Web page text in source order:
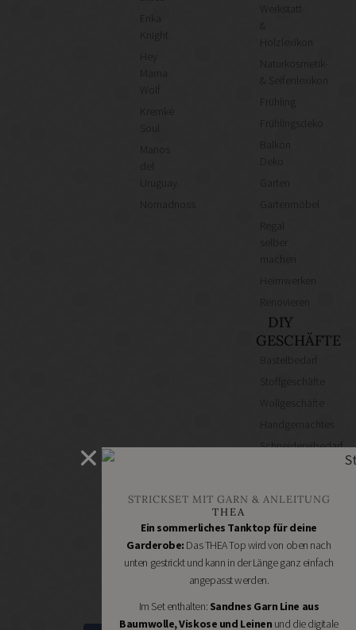
Knight
Mama
Wolf
Kremke
Manos
Uruguay
Nomadnoss
Werkstatt-
&
Holzlexikon
Naturkosmetik-
& Seifenlexikon
Frühling
Frühlingsdeko
Balkon
Deko
Garten
Gartenmöbel
Regal
Heimwerken
DIY
GESCHÄFTE
Bastelbedarf
Stoffgeschäfte
Wollgeschäfte
Handgemachtes
Schneidereibedarf
Handarbeitszubehör
Online
Shops
Schmuckzubehör
Nähmaschinen
STRICKSET MIT GARN & ANLEITUNG
THEA
Ein sommerliches Tanktop für deine
Garderobe: Das THEA Top wird von oben nach
unten gestrickt und kann in der Länge ganz einfach
angepasst werden.
Im Set enthalten: Sandnes Garn Line aus
Baumwolle, Viskose und Leinen und die digitale